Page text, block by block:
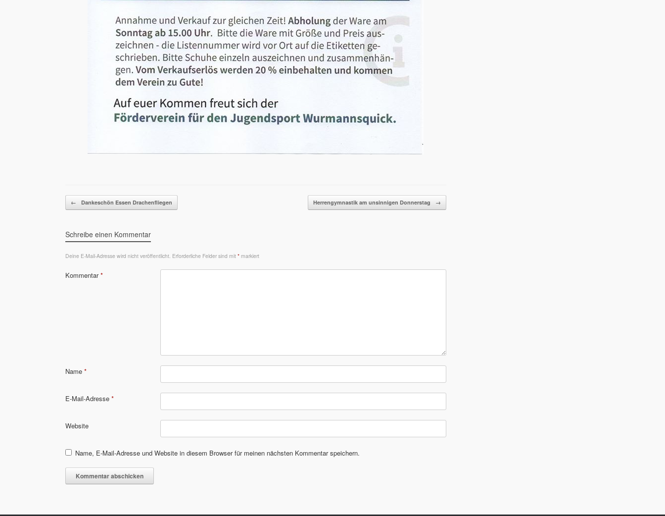
Beitragsnavigation
← Dankeschön Essen Drachenfliegen Herrengymnastik am unsinnigen Donnerstag →
Schreibe einen Kommentar
Deine E-Mail-Adresse wird nicht veröffentlicht. Erforderliche Felder sind mit * markiert
Kommentar*
Name *
E-Mail-Adresse *
Website
Name, E-Mail-Adresse und Website in diesem Browser für meinen nächsten Kommentar speichern.